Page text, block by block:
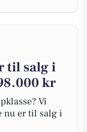
til salg i
kr
Vi
nu er til salg i